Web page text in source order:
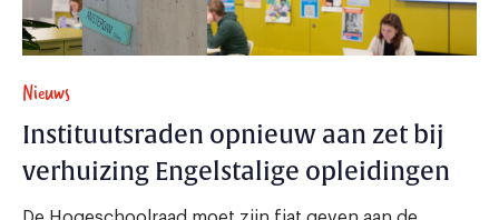
Nieuws
Instituutsraden opnieuw aan zet bij
verhuizing Engelstalige opleidingen